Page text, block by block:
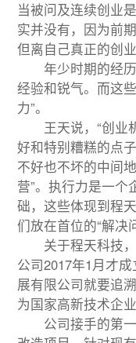
当被问及连续创业
实并没有，因为前
但离自己真正的创
年少时期的经
经验和锐气。而这
力”。
王天说，“创业
好和特别糟糕的点
不好也不坏的中间
营”。执行力是一个
础，这些体现到程
们放在首位的“解决
关于程天科技
公司2017年1月才
展有限公司就要追
为国家高新技术企业
公司接手的第